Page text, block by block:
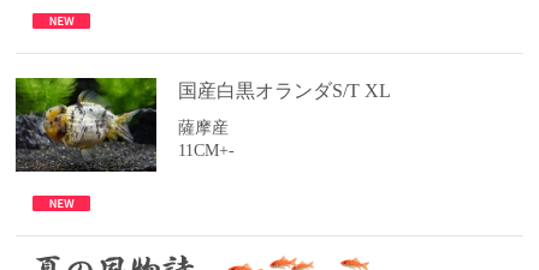
国産白黒オランダS/T XL
薩摩産
11CM+-